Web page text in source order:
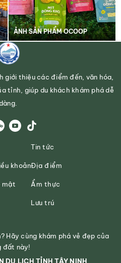
ẢNH SẢN PHẨM OCOOP
giới thiệu các điểm đến, văn hóa,
tỉnh, giúp du khách khám phá dễ
khoản
mật
Tin tức
Địa điểm
Ẩm thực
Lưu trú
Hãy cùng khám phá vẻ đẹp của
đất này!
DU LỊCH TỈNH TÂY NINH